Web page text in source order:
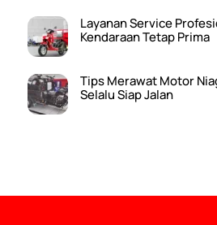
Layanan Service
Kendaraan Tetap Prima
Tips Merawat Motor
Selalu Siap Jalan